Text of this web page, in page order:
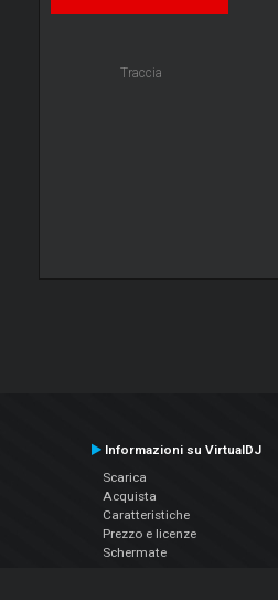
Traccia
Informazioni su VirtualDJ
Scarica
Acquista
Caratteristiche
Prezzo e licenze
Schermate